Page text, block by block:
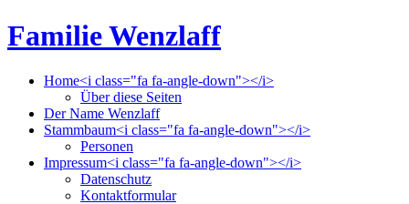
Familie Wenzlaff
Home<i class="fa fa-angle-down"></i>
Über diese Seiten
Der Name Wenzlaff
Stammbaum<i class="fa fa-angle-down"></i>
Personen
Impressum<i class="fa fa-angle-down"></i>
Datenschutz
Kontaktformular